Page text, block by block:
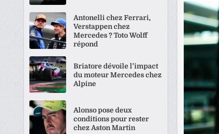
Antonelli chez Ferrari,
Verstappen chez
Mercedes ? Toto Wolff
répond
Briatore dévoile l’impact
du moteur Mercedes chez
Alpine
Alonso pose deux
conditions pour rester
chez Aston Martin